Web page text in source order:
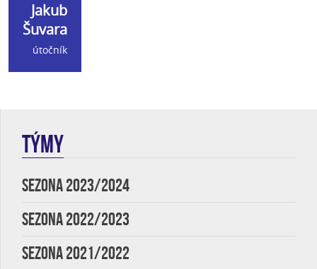
Jakub
Šuvara
útočník
TÝMY
SEZONA 2023/2024
SEZONA 2022/2023
SEZONA 2021/2022